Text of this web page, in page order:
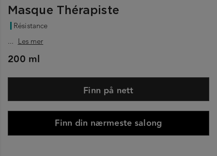
Masque Thérapiste
Résistance
... Les mer
200 ml
Finn på nett
Finn din nærmeste salong